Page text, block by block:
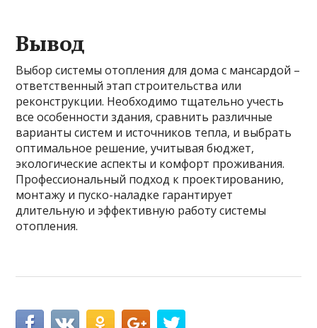
Вывод
Выбор системы отопления для дома с мансардой –
ответственный этап строительства или
реконструкции. Необходимо тщательно учесть
все особенности здания, сравнить различные
варианты систем и источников тепла, и выбрать
оптимальное решение, учитывая бюджет,
экологические аспекты и комфорт проживания.
Профессиональный подход к проектированию,
монтажу и пуско-наладке гарантирует
длительную и эффективную работу системы
отопления.